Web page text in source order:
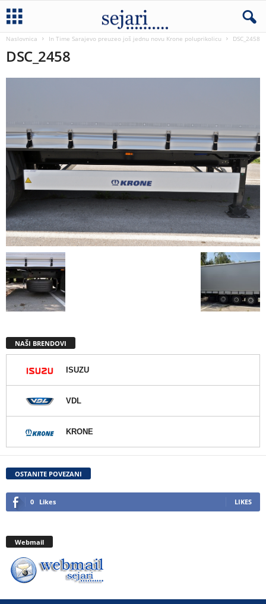
Naslovnica In Time Sarajevo preuzeo još jednu novu Krone poluprikolicu DSC_2458
DSC_2458
NAŠI BRENDOVI
ISUZU
VDL
KRONE
OSTANITE POVEZANI
0 Likes LIKES
Webmail